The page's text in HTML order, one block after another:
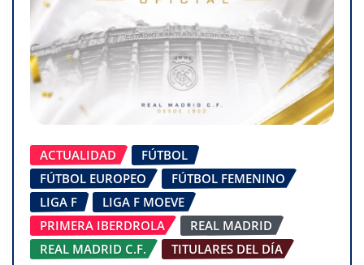
ACTUALIDAD
FÚTBOL
FÚTBOL EUROPEO
FÚTBOL FEMENINO
LIGA F
LIGA F MOEVE
PRIMERA IBERDROLA
REAL MADRID
REAL MADRID C.F.
TITULARES DEL DÍA